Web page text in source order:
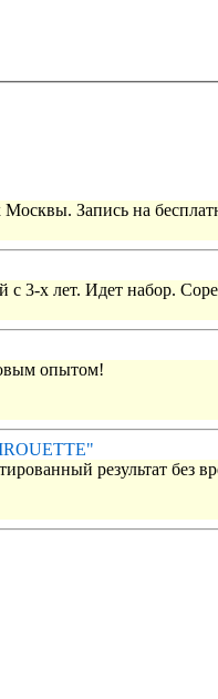
Запись на
с 3-х лет. Идет набор.
опытом!
результат без